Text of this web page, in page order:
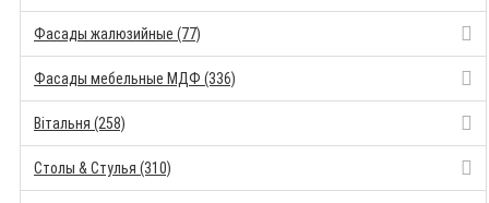
Фасады жалюзийные (77)
Фасады мебельные МДФ (336)
Вітальня (258)
Столы & Стулья (310)